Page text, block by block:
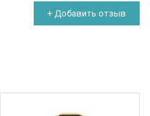
+ Добавить отзыв